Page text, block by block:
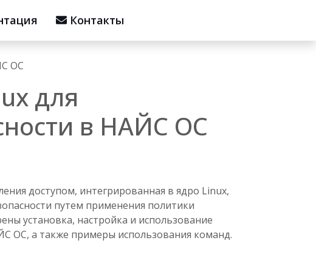
Контакты
ОС
для
в НАЙС ОС
доступом, интегрированная в ядро Linux,
путем применения политики
установка, настройка и использование
ОС, а также примеры использования команд.